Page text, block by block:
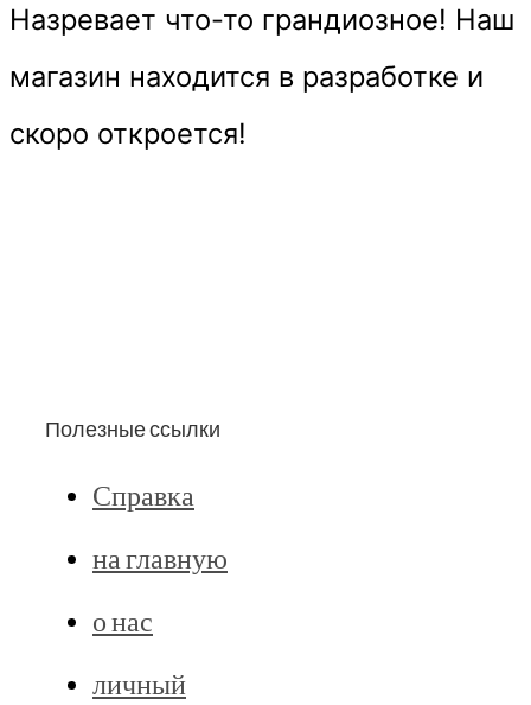
Назревает что-то грандиозное! Наш
магазин находится в разработке и
скоро откроется!
Полезные ссылки
Справка
на главную
о нас
личный